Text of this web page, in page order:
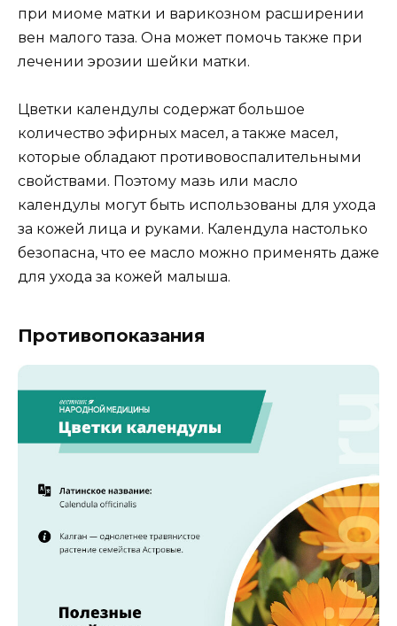
при миоме матки и варикозном расширении
вен малого таза. Она может помочь также при
лечении эрозии шейки матки.
Цветки календулы содержат большое
количество эфирных масел, а также масел,
которые обладают противовоспалительными
свойствами. Поэтому мазь или масло
календулы могут быть использованы для ухода
за кожей лица и руками. Календула настолько
безопасна, что ее масло можно применять даже
для ухода за кожей малыша.
Противопоказания